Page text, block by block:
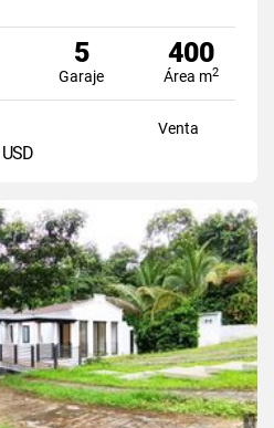
5
Garaje
400
Área m2
Venta
USD